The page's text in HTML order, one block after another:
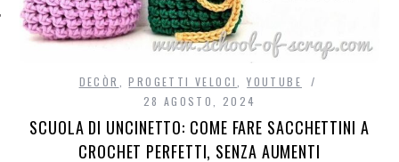
DECÒR ,PROGETTI VELOCI,YOUTUBE
28 AGOSTO, 2024
SCUOLA DI UNCINETTO: COME FARE SACCHETTINI A
CROCHET PERFETTI, SENZA AUMENTI